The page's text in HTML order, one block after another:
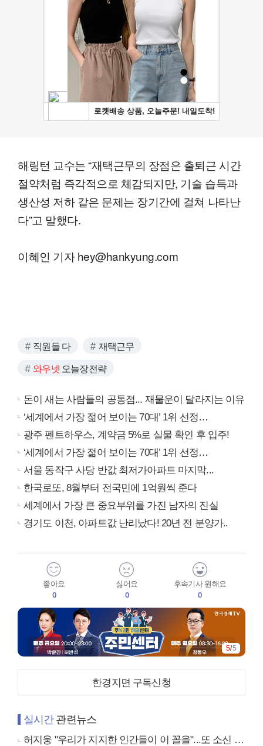
해링턴 교수는 “재택근무의 장점은 출퇴근 시간
절약처럼 즉각적으로 체감되지만, 기술 습득과
생산성 저하 같은 문제는 장기간에 걸쳐 나타난
다”고 말했다.
이혜인 기자 hey@hankyung.com
직원들 다 재택근무
와우넷 오늘장전략
돈이 새는 사람들의 공통점... 재물운이 달라지는 이유
‘세계에서 가장 젊어 보이는 70대’ 1위 선정…
광주 펜트하우스, 계약금 5%로 실물 확인 후 입주!
‘세계에서 가장 젊어 보이는 70대’ 1위 선정…
서울 동작구 사당 반값 최저가아파트 마지막...
한국로또, 8월부터 전국민에 1억원씩 준다
세계에서 가장 큰 중요부위를 가진 남자의 진실
경기도 이천, 아파트값 난리났다! 20년 전 분양가..
좋아요
0
싫어요
0
후속기사 원해요
0
5/5
한경지면 구독신청
실시간관련뉴스
허지웅 "우리가 지지한 인간들이 이 꼴을"...또 소신 발언